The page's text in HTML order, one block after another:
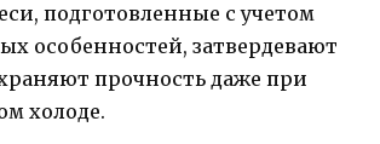
подготовленные с учетом
особенностей, затвердевают
прочность даже при
холоде.